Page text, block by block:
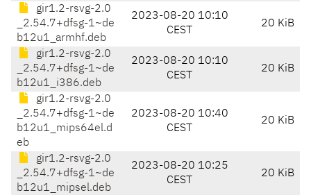
gir1.2-rsvg-2.0
_2.54.7+dfsg-1~de
b12u1_armhf.deb
2023-08-20 10:10
CEST
20 KiB
gir1.2-rsvg-2.0
_2.54.7+dfsg-1~de
b12u1_i386.deb
2023-08-20 10:10
CEST
20 KiB
gir1.2-rsvg-2.0
_2.54.7+dfsg-1~de
b12u1_mips64el.d
eb
2023-08-20 10:40
CEST
20 KiB
gir1.2-rsvg-2.0
_2.54.7+dfsg-1~de
b12u1_mipsel.deb
2023-08-20 10:25
CEST
20 KiB